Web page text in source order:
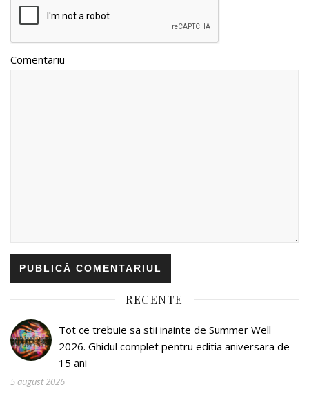
Comentariu
RECENTE
Tot ce trebuie sa stii inainte de Summer Well
2026. Ghidul complet pentru editia aniversara de
15 ani
5 august 2026